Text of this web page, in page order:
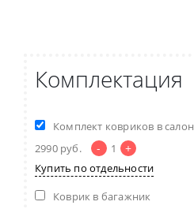
Комплектация
Комплект ковриков в салон
2990 руб. - 1 +
Купить по отдельности
Коврик в багажник